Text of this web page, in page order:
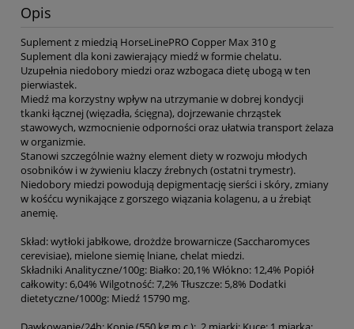
Opis
Suplement z miedzią HorseLinePRO Copper Max 310 g
Suplement dla koni zawierający miedź w formie chelatu.
Uzupełnia niedobory miedzi oraz wzbogaca dietę ubogą w ten
pierwiastek.
Miedź ma korzystny wpływ na utrzymanie w dobrej kondycji
tkanki łącznej (więzadła, ścięgna), dojrzewanie chrząstek
stawowych, wzmocnienie odporności oraz ułatwia transport żelaza
w organizmie.
Stanowi szczególnie ważny element diety w rozwoju młodych
osobników i w żywieniu klaczy źrebnych (ostatni trymestr).
Niedobory miedzi powodują depigmentację sierści i skóry, zmiany
w kośćcu wynikające z gorszego wiązania kolagenu, a u źrebiąt
anemię.
Skład: wytłoki jabłkowe, drożdże browarnicze (Saccharomyces
cerevisiae), mielone siemię lniane, chelat miedzi.
Składniki Analityczne/100g: Białko: 20,1% Włókno: 12,4% Popiół
całkowity: 6,04% Wilgotność: 7,2% Tłuszcze: 5,8% Dodatki
dietetyczne/1000g: Miedź 15790 mg.